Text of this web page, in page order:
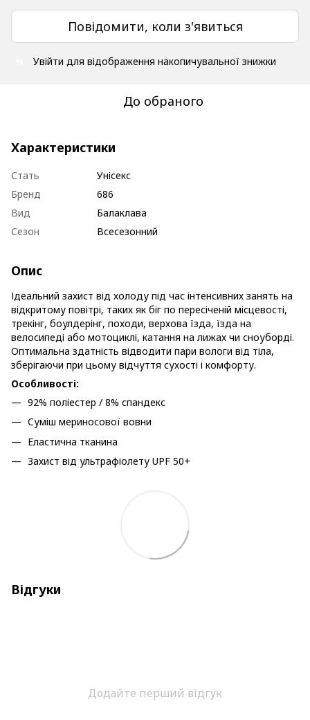
Повідомити, коли з'явиться
Увійти для відображення накопичувальної знижки
До обраного
Характеристики
Стать
Унісекс
Бренд
686
Вид
Балаклава
Сезон
Всесезонний
Опис
Ідеальний захист від холоду під час інтенсивних занять на
відкритому повітрі, таких як біг по пересіченій місцевості,
трекінг, боулдерінг, походи, верхова їзда, їзда на
велосипеді або мотоциклі, катання на лижах чи сноуборді.
Оптимальна здатність відводити пари вологи від тіла,
зберігаючи при цьому відчуття сухості і комфорту.
Особливості:
92% поліестер / 8% спандекс
Cуміш мериносової вовни
Еластична тканина
Захист від ультрафіолету UPF 50+
Відгуки
Додайте перший відгук